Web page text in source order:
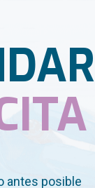
antes posible